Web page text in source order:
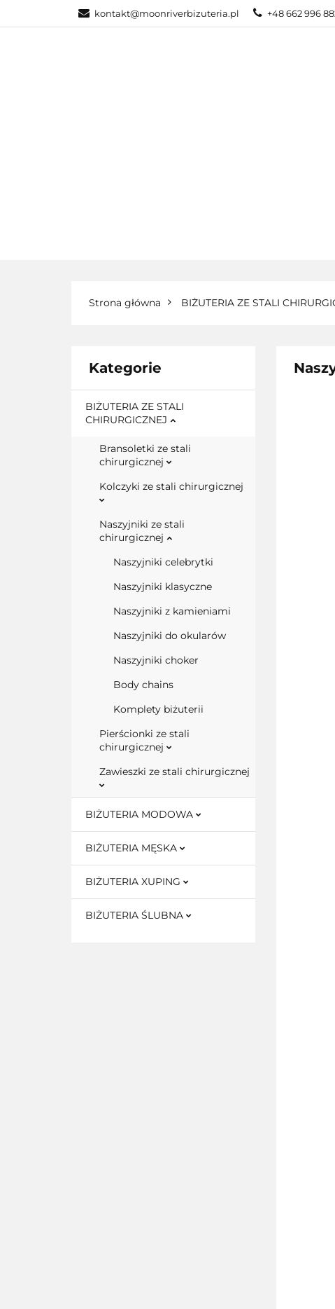
kontakt@moonriverbizuteria.pl +48 662 996
KATEGORIE
Strona główna BIŻUTERIA ZE STALI
Kategorie
BIŻUTERIA ZE STALI
CHIRURGICZNEJ
Bransoletki ze stali
chirurgicznej
Kolczyki ze stali chirurgicznej
Naszyjniki ze stali
chirurgicznej
Naszyjniki celebrytki
Naszyjniki klasyczne
Naszyjniki z kamieniami
Naszyjniki do okularów
Naszyjniki choker
Body chains
Komplety biżuterii
Pierścionki ze stali
chirurgicznej
Zawieszki ze stali chirurgicznej
BIŻUTERIA MODOWA
BIŻUTERIA MĘSKA
BIŻUTERIA XUPING
BIŻUTERIA ŚLUBNA